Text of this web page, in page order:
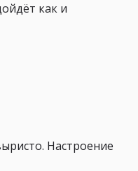
как и
Настроение